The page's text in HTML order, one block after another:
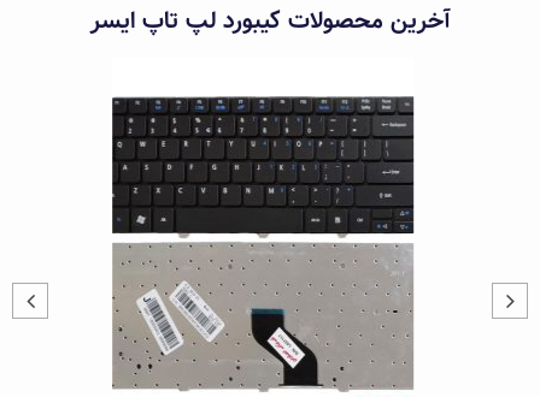
آخرین محصولات کیبورد لپ‌ تاپ ایسر